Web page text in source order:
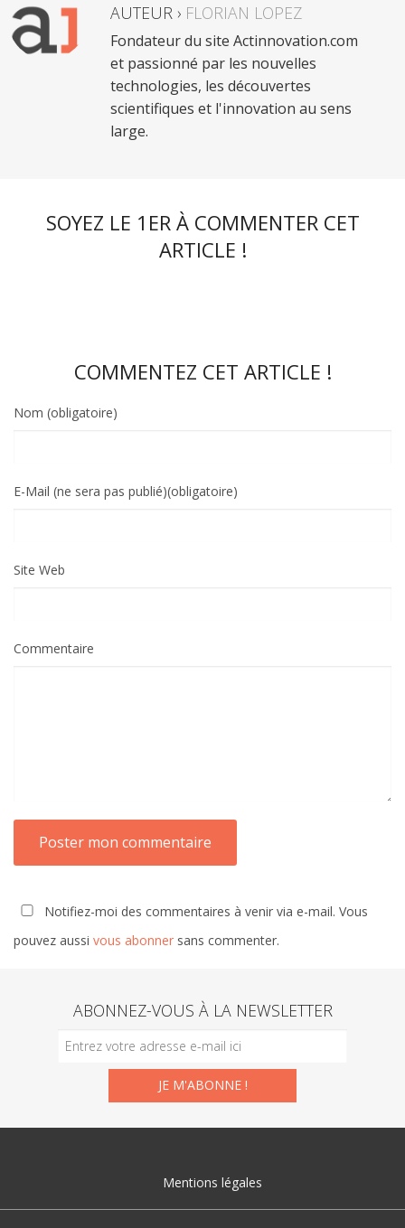
AUTEUR › FLORIAN LOPEZ
Fondateur du site Actinnovation.com
et passionné par les nouvelles
technologies, les découvertes
scientifiques et l'innovation au sens
large.
SOYEZ LE 1ER À COMMENTER CET
ARTICLE !
COMMENTEZ CET ARTICLE !
Nom (obligatoire)
E-Mail (ne sera pas publié)(obligatoire)
Site Web
Commentaire
Notifiez-moi des commentaires à venir via e-mail. Vous
pouvez aussi vous abonner sans commenter.
ABONNEZ-VOUS À LA NEWSLETTER
Mentions légales